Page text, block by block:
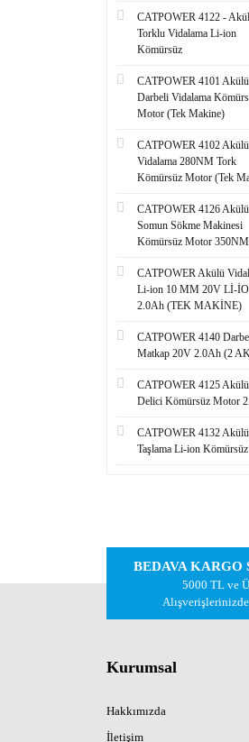
CATPOWER 4122 -
Torklu Vidalama Li-ion
Kömürsüz
CATPOWER 4101 Akülü
Darbeli Vidalama
Motor (Tek Makine)
CATPOWER 4102
Vidalama 280NM Tork
Kömürsüz Motor (Tek
CATPOWER 4126 Akülü
Somun Sökme Makinesi
Kömürsüz Motor
CATPOWER Akülü
Li-ion 10 MM 20V Lİ-
2.0Ah (TEK MAKİNE)
CATPOWER 4140
Matkap 20V 2.0Ah (2
CATPOWER 4125 Akülü
Delici Kömürsüz Motor
CATPOWER 4132
Taşlama Li-ion
BEDAVA KARGO
5000 TL ve
Kurumsal
Hakkımızda
İletişim